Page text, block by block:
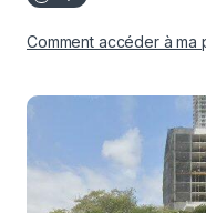
Comment accéder à ma